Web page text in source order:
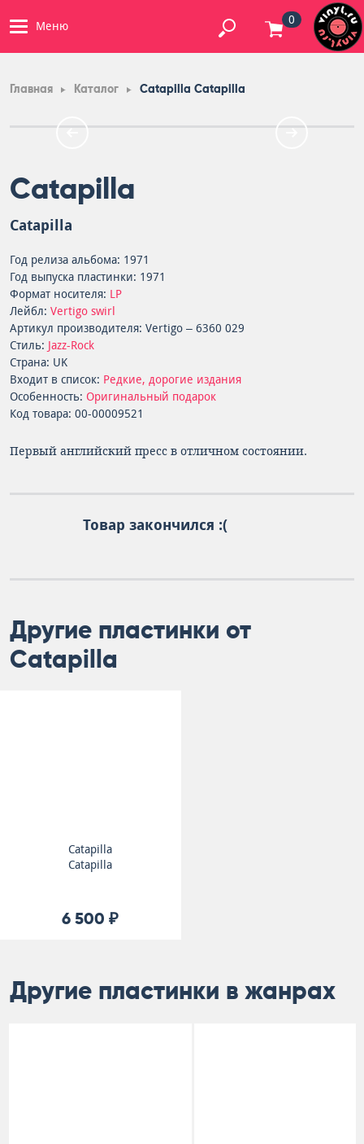
Меню 0
Главная Каталог Catapilla Catapilla
Catapilla
Catapilla
Год релиза альбома: 1971
Год выпуска пластинки: 1971
Формат носителя: LP
Лейбл: Vertigo swirl
Артикул производителя: Vertigo – 6360 029
Стиль: Jazz-Rock
Страна: UK
Входит в список: Редкие, дорогие издания
Особенность: Оригинальный подарок
Код товара: 00-00009521
Первый английский пресс в отличном состоянии.
Товар закончился :(
Другие пластинки от
Catapilla
Catapilla
Catapilla
6 500 ₽
Другие пластинки в жанрах